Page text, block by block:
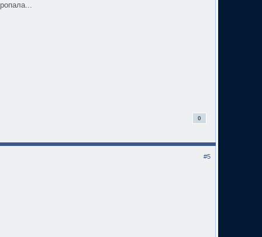
0
#5